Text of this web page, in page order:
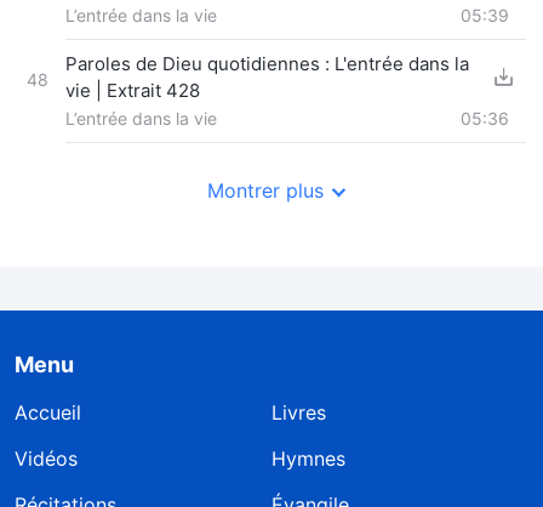
L’entrée dans la vie 05:39
48
Paroles de Dieu quotidiennes : L'entrée dans la
vie | Extrait 428
L’entrée dans la vie 05:36
Montrer plus
Menu
Accueil
Livres
Vidéos
Hymnes